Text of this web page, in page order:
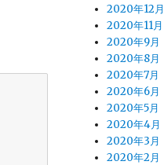
2020年12月
2020年11月
2020年9月
2020年8月
2020年7月
2020年6月
2020年5月
2020年4月
2020年3月
2020年2月